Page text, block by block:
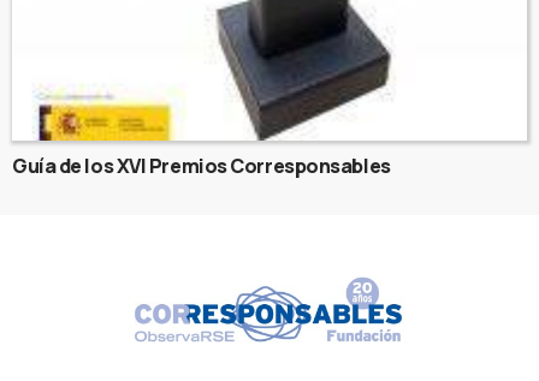
Guía de los XVI Premios Corresponsables